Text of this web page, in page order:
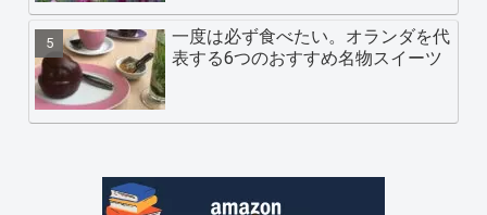
一度は必ず食べたい。オランダを代
表する6つのおすすめ名物スイーツ